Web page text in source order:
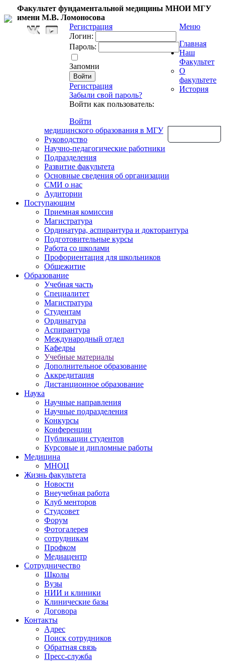
Факультет фундаментальной медицины МНОИ МГУ
имени М.В. Ломоносова
Регистрация
Логин:
Пароль:
Запомни
Регистрация
Забыли свой пароль?
Войти как пользователь:
Войти
Меню
Главная
Наш
Факультет
О
факультете
История
медицинского образования в МГУ
Руководство
Научно-педагогические работники
Подразделения
Развитие факультета
Основные сведения об организации
СМИ о нас
Аудитории
Поступающим
Приемная комиссия
Магистратура
Ординатура, аспирантура и докторантура
Подготовительные курсы
Работа со школами
Профориентация для школьников
Общежитие
Образование
Учебная часть
Специалитет
Магистратура
Студентам
Ординатура
Аспирантура
Международный отдел
Кафедры
Учебные материалы
Дополнительное образование
Аккредитация
Дистанционное образование
Наука
Научные направления
Научные подразделения
Конкурсы
Конференции
Публикации студентов
Курсовые и дипломные работы
Медицина
МНОЦ
Жизнь факультета
Новости
Внеучебная работа
Клуб менторов
Студсовет
Форум
Фотогалерея
сотрудникам
Профком
Медиацентр
Сотрудничество
Школы
Вузы
НИИ и клиники
Клинические базы
Договора
Контакты
Адрес
Поиск сотрудников
Обратная связь
Пресс-служба